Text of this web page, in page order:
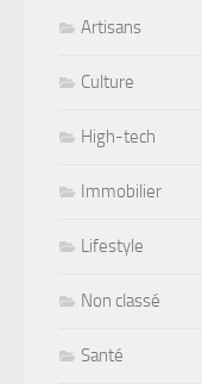
Artisans
Culture
High-tech
Immobilier
Lifestyle
Non classé
Santé